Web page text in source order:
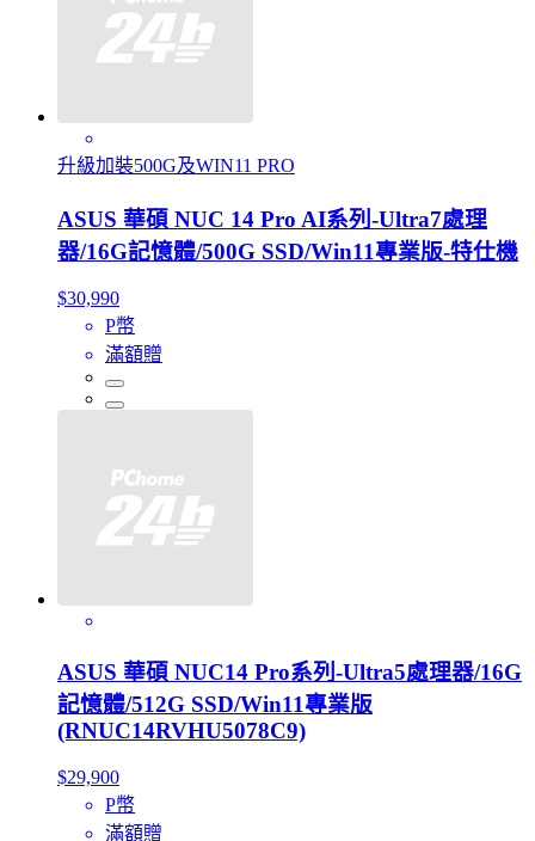
升級加裝500G及WIN11 PRO
ASUS 華碩 NUC 14 Pro AI系列-Ultra7處理
器/16G記憶體/500G SSD/Win11專業版-特仕機
$30,990
P幣
滿額贈
ASUS 華碩 NUC14 Pro系列-Ultra5處理器/16G
記憶體/512G SSD/Win11專業版
(RNUC14RVHU5078C9)
$29,900
P幣
滿額贈